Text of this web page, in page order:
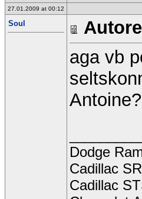
27.01.2009 at 00:12
Soul
aga vb
Antoine?
Dodge
Cadillac
Cadillac